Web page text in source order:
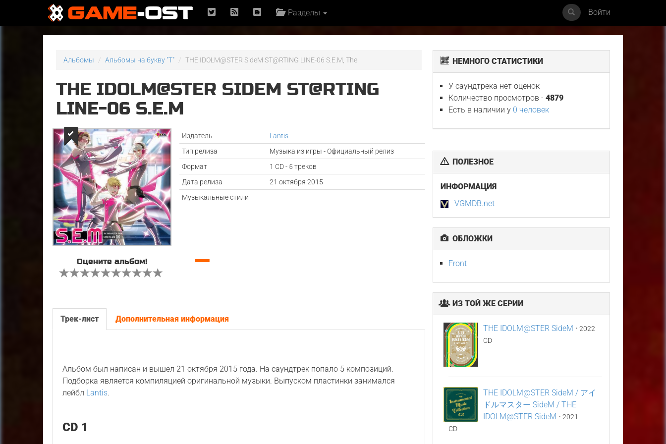
Разделы Войти
Альбомы Альбомы на букву "T" THE IDOLM@STER SideM ST@RTING LINE-06 S.E.M, The
THE IDOLM@STER SIDEM ST@RTING
LINE-06 S.E.M
Издатель
Lantis
Тип релиза
Музыка из игры - Официальный релиз
Формат
1 CD - 5 треков
Дата релиза
21 октября 2015
Музыкальные стили
Оцените альбом! —
Трек-лист Дополнительная информация
Альбом был написан и вышел 21 октября 2015 года. На саундтрек попало 5 композиций.
Подборка является компиляцией оригинальной музыки. Выпуском пластинки занимался
лейбл Lantis.
CD 1
НЕМНОГО СТАТИСТИКИ
У саундтрека нет оценок
Количество просмотров -4879
Есть в наличии у 0 человек
ПОЛЕЗНОЕ
ИНФОРМАЦИЯ
VGMDB.net
ОБЛОЖКИ
Front
ИЗ ТОЙ ЖЕ СЕРИИ
THE IDOLM@STER SideM • 2022
CD
THE IDOLM@STER SideM / アイ
ドルマスター SideM / THE
IDOLM@STER SideM • 2021
CD